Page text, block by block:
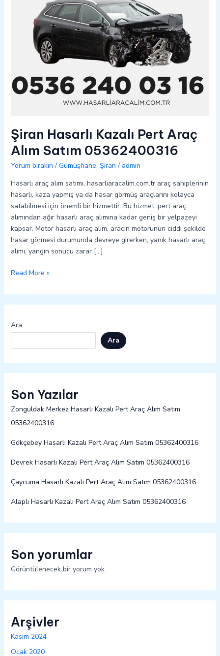
Şiran Hasarlı Kazalı Pert Araç
Alım Satım 05362400316
Yorum bırakın / Gümüşhane, Şiran / admin
Hasarlı araç alım satımı, hasarliaracalim.com.tr araç sahiplerinin
hasarlı, kaza yapmış ya da hasar görmüş araçlarını kolayca
satabilmesi için önemli bir hizmettir. Bu hizmet, pert araç
alımından ağır hasarlı araç alımına kadar geniş bir yelpazeyi
kapsar. Motor hasarlı araç alım, aracın motorunun ciddi şekilde
hasar görmesi durumunda devreye girerken, yanık hasarlı araç
alımı, yangın sonucu zarar […]
Read More »
Ara
Ara
Son Yazılar
Zonguldak Merkez Hasarlı Kazalı Pert Araç Alım Satım
05362400316
Gökçebey Hasarlı Kazalı Pert Araç Alım Satım 05362400316
Devrek Hasarlı Kazalı Pert Araç Alım Satım 05362400316
Çaycuma Hasarlı Kazalı Pert Araç Alım Satım 05362400316
Alaplı Hasarlı Kazalı Pert Araç Alım Satım 05362400316
Son yorumlar
Görüntülenecek bir yorum yok.
Arşivler
Kasım 2024
Ocak 2020